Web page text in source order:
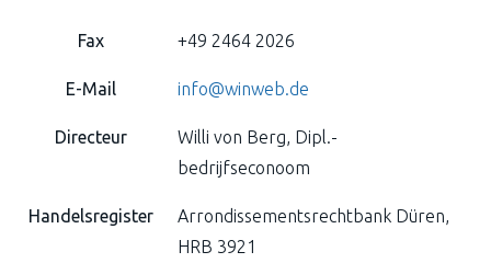
Fax +49 2464 2026
E-Mail info@winweb.de
Directeur
Willi von Berg, Dipl.-
bedrijfseconoom
Handelsregister
Arrondissementsrechtbank Düren,
HRB 3921